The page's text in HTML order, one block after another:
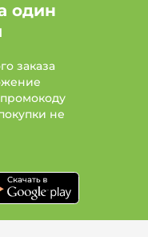
один
заказа
не